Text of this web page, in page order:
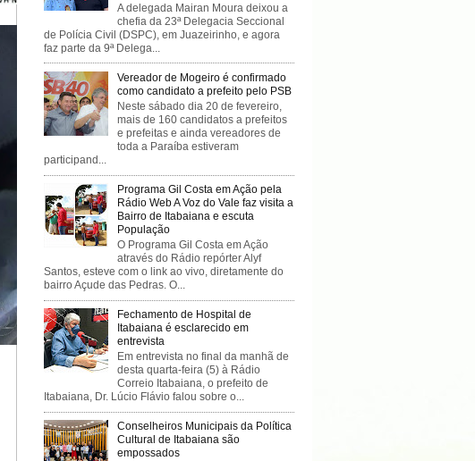
A delegada Mairan Moura deixou a
chefia da 23ª Delegacia Seccional
de Polícia Civil (DSPC), em Juazeirinho, e agora
faz parte da 9ª Delega...
Vereador de Mogeiro é confirmado
como candidato a prefeito pelo PSB
Neste sábado dia 20 de fevereiro,
mais de 160 candidatos a prefeitos
e prefeitas e ainda vereadores de
toda a Paraíba estiveram
participand...
Programa Gil Costa em Ação pela
Rádio Web A Voz do Vale faz visita a
Bairro de Itabaiana e escuta
População
O Programa Gil Costa em Ação
através do Rádio repórter Alyf
Santos, esteve com o link ao vivo, diretamente do
bairro Açude das Pedras. O...
Fechamento de Hospital de
Itabaiana é esclarecido em
entrevista
Em entrevista no final da manhã de
desta quarta-feira (5) à Rádio
Correio Itabaiana, o prefeito de
Itabaiana, Dr. Lúcio Flávio falou sobre o...
Conselheiros Municipais da Política
Cultural de Itabaiana são
empossados